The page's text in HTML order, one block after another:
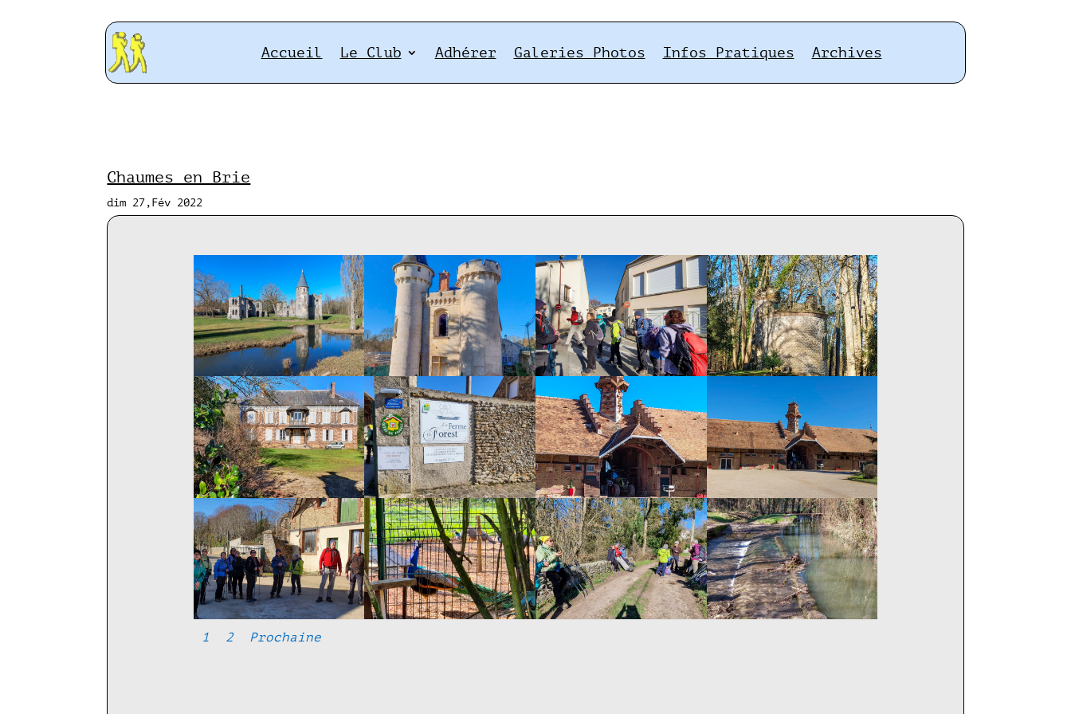
Accueil Le Club Adhérer Galeries Photos Infos Pratiques Archives
Chaumes en Brie
dim 27,Fév 2022
1 2 Prochaine